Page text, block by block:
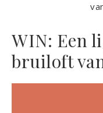
WIN: Een
bruiloft